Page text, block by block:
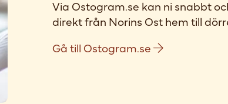
Via Ostogram.se kan ni snabbt
direkt från Norins Ost hem till
Gå till Ostogram.se